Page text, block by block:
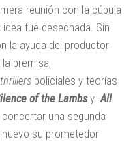
reunión con la cúpula
fue desechada. Sin
la ayuda del productor
premisa,
thrillers policiales y teorías
of the LambsyAll
una segunda
su prometedor